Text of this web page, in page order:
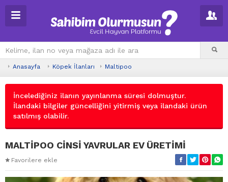
Anasayfa Köpek İlanları Maltipoo
İncelediğiniz ilanın yayınlanma süresi dolmuştur.
İlandaki bilgiler güncelliğini yitirmiş veya ilandaki ürün
satılmış olabilir.
MALTİPOO CİNSİ YAVRULAR EV ÜRETİMİ
Favorilere ekle